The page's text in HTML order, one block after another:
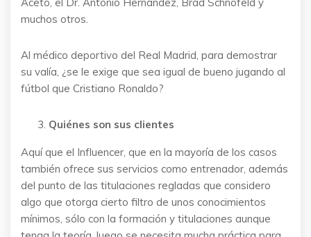
muchos otros.
Al médico deportivo del Real Madrid, para demostrar
su valía, ¿se le exige que sea igual de bueno jugando al
fútbol que Cristiano Ronaldo?
Quiénes son sus clientes
Aquí que el Influencer, que en la mayoría de los casos
también ofrece sus servicios como entrenador, además
del punto de las titulaciones regladas que considero
algo que otorga cierto filtro de unos conocimientos
mínimos, sólo con la formación y titulaciones aunque